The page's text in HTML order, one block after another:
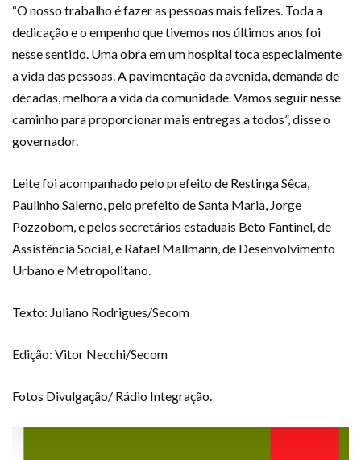
“O nosso trabalho é fazer as pessoas mais felizes. Toda a
dedicação e o empenho que tivemos nos últimos anos foi
nesse sentido. Uma obra em um hospital toca especialmente
a vida das pessoas. A pavimentação da avenida, demanda de
décadas, melhora a vida da comunidade. Vamos seguir nesse
caminho para proporcionar mais entregas a todos”, disse o
governador.
Leite foi acompanhado pelo prefeito de Restinga Sêca,
Paulinho Salerno, pelo prefeito de Santa Maria, Jorge
Pozzobom, e pelos secretários estaduais Beto Fantinel, de
Assistência Social, e Rafael Mallmann, de Desenvolvimento
Urbano e Metropolitano.
Texto: Juliano Rodrigues/Secom
Edição: Vitor Necchi/Secom
Fotos Divulgação/ Rádio Integração.